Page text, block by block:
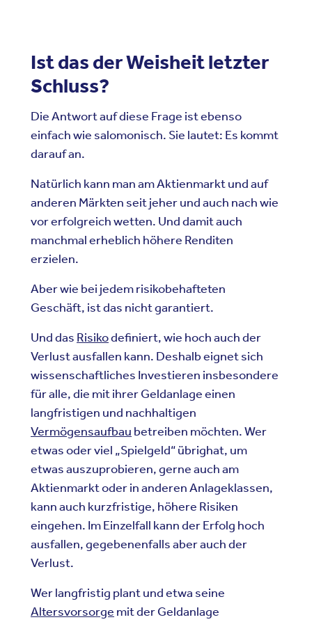
Ist das der Weisheit letzter
Schluss?
Die Antwort auf diese Frage ist ebenso
einfach wie salomonisch. Sie lautet: Es kommt
darauf an.
Natürlich kann man am Aktienmarkt und auf
anderen Märkten seit jeher und auch nach wie
vor erfolgreich wetten. Und damit auch
manchmal erheblich höhere Renditen
erzielen.
Aber wie bei jedem risikobehafteten
Geschäft, ist das nicht garantiert.
Und das Risikodefiniert, wie hoch auch der
Verlust ausfallen kann. Deshalb eignet sich
wissenschaftliches Investieren insbesondere
für alle, die mit ihrer Geldanlage einen
langfristigen und nachhaltigen
Vermögensaufbau betreiben möchten. Wer
etwas oder viel „Spielgeld“ übrighat, um
etwas auszuprobieren, gerne auch am
Aktienmarkt oder in anderen Anlageklassen,
kann auch kurzfristige, höhere Risiken
eingehen. Im Einzelfall kann der Erfolg hoch
ausfallen, gegebenenfalls aber auch der
Verlust.
Wer langfristig plant und etwa seine
Altersvorsorge mit der Geldanlage